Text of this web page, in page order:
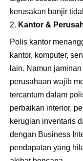
kerusakan banjir
Kantor &
Polis kantor
kantor, komputer,
lain. Namun
perusahaan wajib
tercantum dalam
perbaikan interior,
kerugian inventaris
dengan Business
pendapatan yang